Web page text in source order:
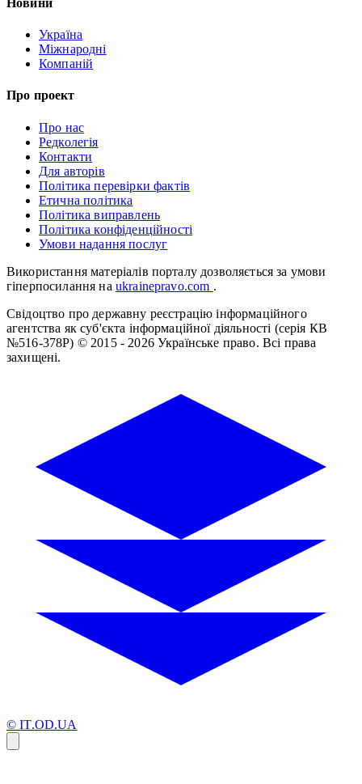
Україна
Міжнародні
Компаній
Про проект
Про нас
Редколегія
Контакти
Для авторів
Політика перевірки фактів
Етична політика
Політика виправлень
Політика конфіденційності
Умови надання послуг
Використання матеріалів порталу дозволяється за умови
гіперпосилання на ukrainepravo.com .
Свідоцтво про державну реєстрацію інформаційного
агентства як суб'єкта інформаційної діяльності (серія КВ
№516-378Р) © 2015 - 2026 Українське право. Всі права
захищені.
© IT.OD.UA